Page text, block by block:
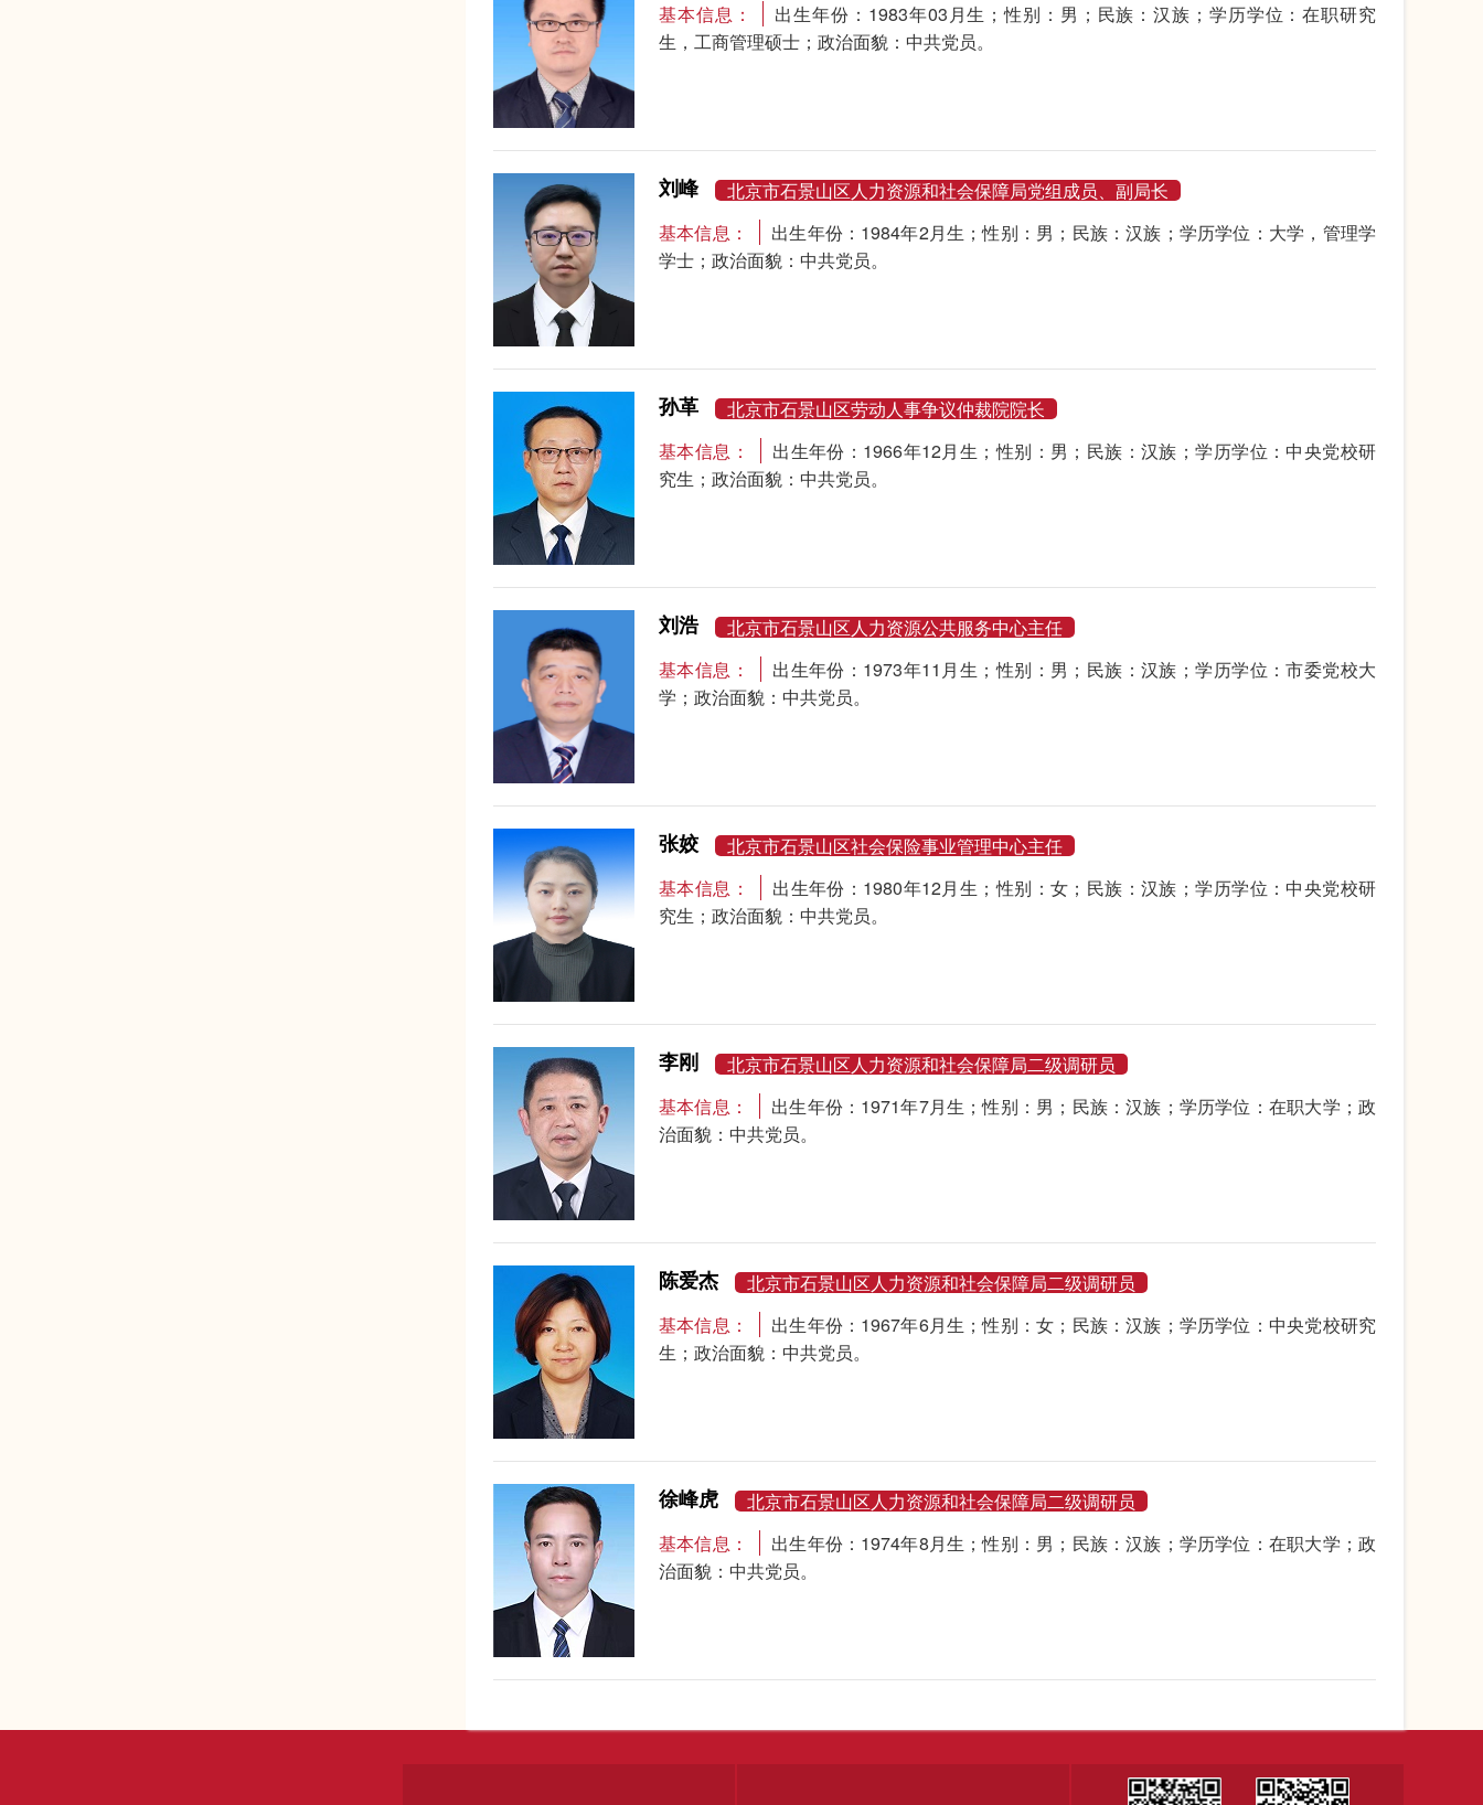
基本信息：
出生年份：1983年03月生；性别：男；民族：汉族；学历学位：在职研究
生，工商管理硕士；政治面貌：中共党员。
刘峰
北京市石景山区人力资源和社会保障局党组成员、副局长
基本信息：
出生年份：1984年2月生；性别：男；民族：汉族；学历学位：大学，管理学
学士；政治面貌：中共党员。
孙革
北京市石景山区劳动人事争议仲裁院院长
基本信息：
出生年份：1966年12月生；性别：男；民族：汉族；学历学位：中央党校研
究生；政治面貌：中共党员。
刘浩
北京市石景山区人力资源公共服务中心主任
基本信息：
出生年份：1973年11月生；性别：男；民族：汉族；学历学位：市委党校大
学；政治面貌：中共党员。
张姣
北京市石景山区社会保险事业管理中心主任
基本信息：
出生年份：1980年12月生；性别：女；民族：汉族；学历学位：中央党校研
究生；政治面貌：中共党员。
李刚
北京市石景山区人力资源和社会保障局二级调研员
基本信息：
出生年份：1971年7月生；性别：男；民族：汉族；学历学位：在职大学；政
治面貌：中共党员。
陈爱杰
北京市石景山区人力资源和社会保障局二级调研员
基本信息：
出生年份：1967年6月生；性别：女；民族：汉族；学历学位：中央党校研究
生；政治面貌：中共党员。
徐峰虎
北京市石景山区人力资源和社会保障局二级调研员
基本信息：
出生年份：1974年8月生；性别：男；民族：汉族；学历学位：在职大学；政
治面貌：中共党员。